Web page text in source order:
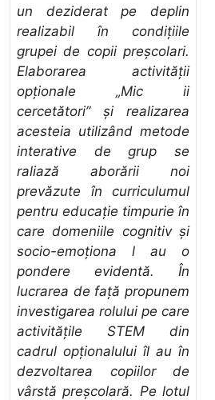
un deziderat pe deplin
realizabil în condițiile
grupei de copii preșcolari.
Elaborarea activității
opționale „Mic ii
cercetători” și realizarea
acesteia utilizând metode
interative de grup se
raliază aborării noi
prevăzute în curriculumul
pentru educație timpurie în
care domeniile cognitiv și
socio-emoționa l au o
pondere evidentă. În
lucrarea de față propunem
investigarea rolului pe care
activitățile STEM din
cadrul opționalului îl au în
dezvoltarea copiilor de
vârstă preșcolară. Pe lotul